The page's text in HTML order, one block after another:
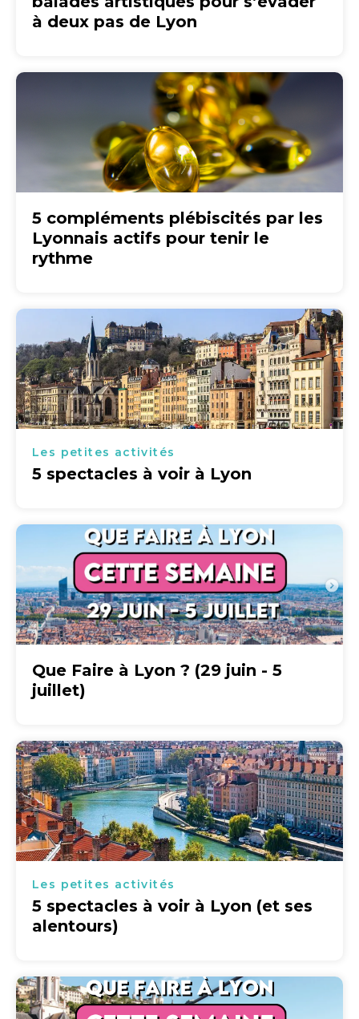
à deux pas de Lyon
5 compléments plébiscités par les
Lyonnais actifs pour tenir le
rythme
Les petites activités
5 spectacles à voir à Lyon
Que Faire à Lyon ? (29 juin - 5
juillet)
Les petites activités
5 spectacles à voir à Lyon (et ses
alentours)